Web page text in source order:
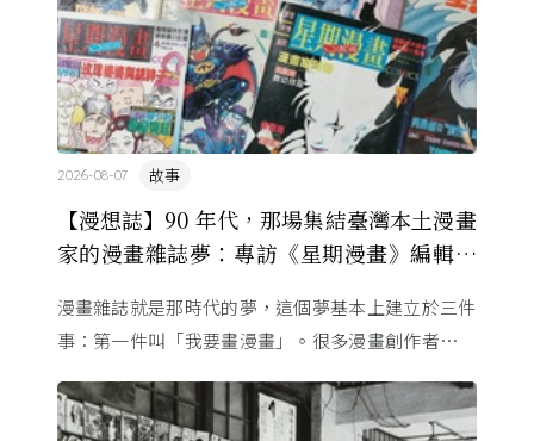
【漫想誌】90 年代，那場集結臺灣本土漫畫
家的漫畫雜誌夢：專訪《星期漫畫》編輯黃
故事
2026-08-07
漫畫雜誌就是那時代的夢，這個夢基本上建立於三件
事：第一件叫「我要畫漫畫」。很多漫畫創作者從小
畫畫怎麼活？」